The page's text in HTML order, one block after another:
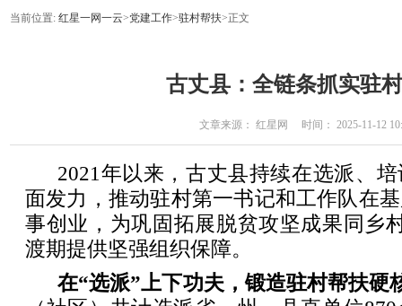
当前位置: 红星一网一云>党建工作>驻村帮扶>正文
古丈县：全链条抓实驻
文章来源： 红星网 时间： 2025-11-12
2021年以来，古丈县持续在选派、
面发力，推动驻村第一书记和工作队在
事创业，为巩固拓展脱贫攻坚成果同乡
渡期提供坚强组织保障。
在“选派”上下功夫，锻造驻村帮扶硬